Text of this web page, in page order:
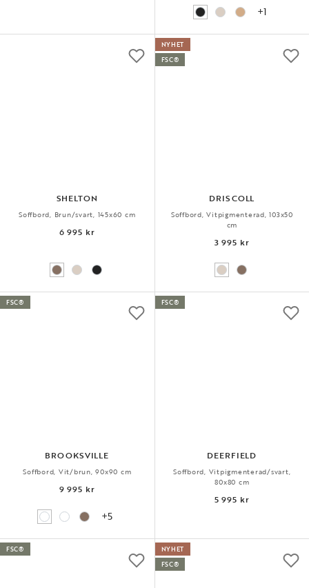
+1
SHELTON
Soffbord, Brun/svart, 145x60 cm
6 995 kr
DRISCOLL
Soffbord, Vitpigmenterad, 103x50
cm
3 995 kr
NYHET
FSC®
BROOKSVILLE
Soffbord, Vit/brun, 90x90 cm
9 995 kr
+5
FSC®
DEERFIELD
Soffbord, Vitpigmenterad/svart,
80x80 cm
5 995 kr
FSC®
FSC®
NYHET
FSC®